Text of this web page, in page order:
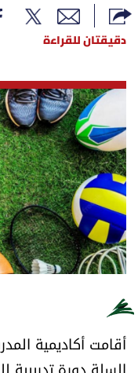
لبنان
نداء اليوم
محليات
أسرار
متفرقات
نداء القرّاء
خاص الموقع
دقيقتان للقراءة
أقامت أكاديمية